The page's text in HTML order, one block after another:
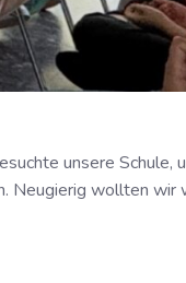
unsere Schule,
Neugierig wollten wir